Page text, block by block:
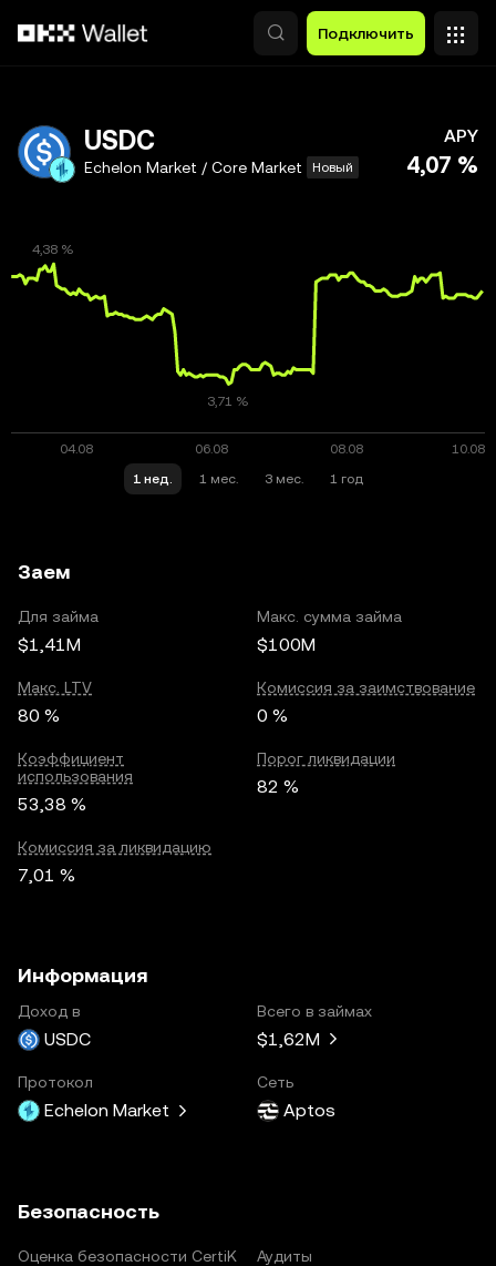
Подключить
USDC
Echelon Market / Core Market Новый
APY
4,07 %
1 нед. 1 мес. 3 мес. 1 год
Заем
Для займа
$1,41M
Макс. сумма займа
$100M
Макс. LTV
80 %
Комиссия за заимствование
0 %
Коэффициент
использования
53,38 %
Порог ликвидации
82 %
Комиссия за ликвидацию
7,01 %
Информация
Доход в
USDC
Всего в займах
$1,62M
Протокол
Echelon Market
Сеть
Aptos
Безопасность
Оценка безопасности CertiK Аудиты